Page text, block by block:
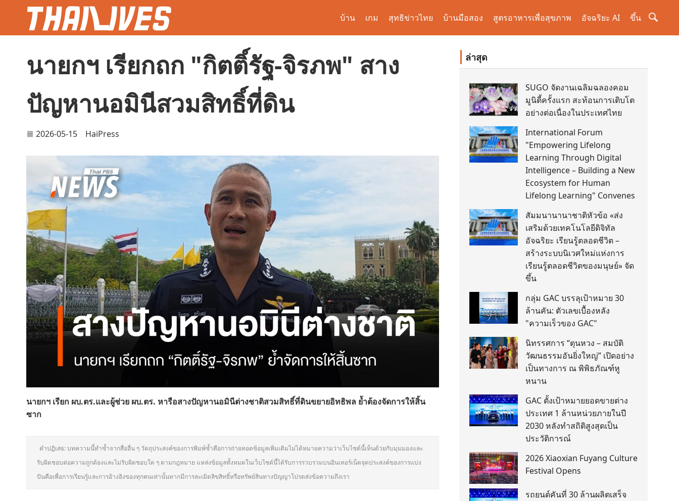
บ้าน เกม สุทธิข่าวไทย บ้านมือสอง สูตรอาหารเพื่อสุขภาพ อัจฉริยะ AI ขึ้น
นายกฯ เรียกถก "กิตติ์รัฐ-จิรภพ" สาง
ปัญหานอมินีสวมสิทธิ์ที่ดิน
2026-05-15 HaiPress
นายกฯ เรียก ผบ.ตร.และผู้ช่วย ผบ.ตร. หารือสางปัญหานอมินีต่างชาติสวมสิทธิ์ที่ดินขยายอิทธิพล ย้ำต้องจัดการให้สิ้น
ซาก
คำปฏิเสธ: บทความนี้ทำซ้ำจากสื่ออื่น ๆ วัตถุประสงค์ของการพิมพ์ซ้ำคือการถ่ายทอดข้อมูลเพิ่มเติมไม่ได้หมายความว่าเว็บไซต์นี้เห็นด้วยกับมุมมองและ
รับผิดชอบต่อความถูกต้องและไม่รับผิดชอบใด ๆ ตามกฎหมาย แหล่งข้อมูลทั้งหมดในเว็บไซต์นี้ได้รับการรวบรวมบนอินเทอร์เน็ตจุดประสงค์ของการแบ่ง
ปันคือเพื่อการเรียนรู้และการอ้างอิงของทุกคนเท่านั้นหากมีการละเมิดลิขสิทธิ์หรือทรัพย์สินทางปัญญาโปรดส่งข้อความถึงเรา
ล่าสุด
SUGO จัดงานเฉลิมฉลองคอม
มูนิตี้ครั้งแรก สะท้อนการเติบโต
อย่างต่อเนื่องในประเทศไทย
International Forum
"Empowering Lifelong
Learning Through Digital
Intelligence – Building a New
Ecosystem for Human
Lifelong Learning" Convenes
สัมมนานานาชาติหัวข้อ «ส่ง
เสริมด้วยเทคโนโลยีดิจิทัล
อัจฉริยะ เรียนรู้ตลอดชีวิต –
สร้างระบบนิเวศใหม่แห่งการ
เรียนรู้ตลอดชีวิตของมนุษย์» จัด
ขึ้น
กลุ่ม GAC บรรลุเป้าหมาย 30
ล้านคัน: ตัวเลขเบื้องหลัง
"ความเร็วของ GAC"
นิทรรศการ “ตุนหวง – สมบัติ
วัฒนธรรมอันยิ่งใหญ่” เปิดอย่าง
เป็นทางการ ณ พิพิธภัณฑ์หู
หนาน
GAC ตั้งเป้าหมายยอดขายต่าง
ประเทศ 1 ล้านหน่วยภายในปี
2030 หลังทำสถิติสูงสุดเป็น
ประวัติการณ์
2026 Xiaoxian Fuyang Culture
Festival Opens
รถยนต์คันที่ 30 ล้านผลิตเสร็จ